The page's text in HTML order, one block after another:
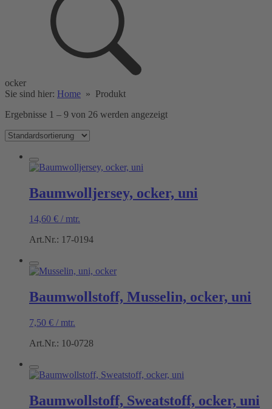
ocker
Sie sind hier: Home » Produkt
Ergebnisse 1 – 9 von 26 werden angezeigt
Baumwolljersey, ocker, uni
14,60 € / mtr.
Art.Nr.: 17-0194
Baumwollstoff, Musselin, ocker, uni
7,50 € / mtr.
Art.Nr.: 10-0728
Baumwollstoff, Sweatstoff, ocker, uni